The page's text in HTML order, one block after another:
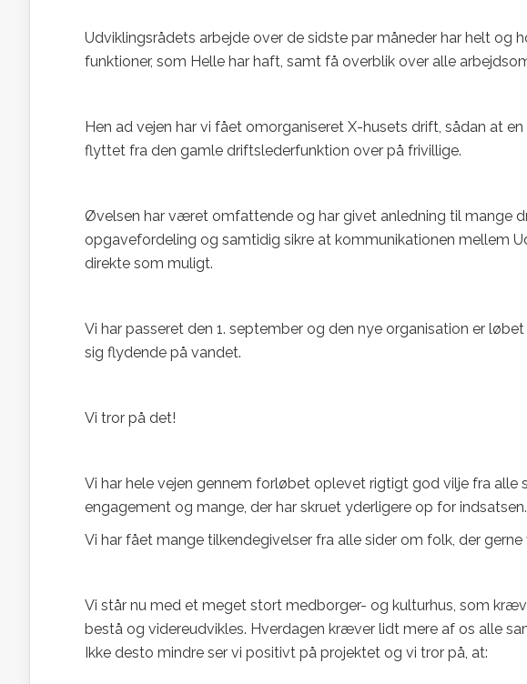
Udviklingsrådets arbejde over de sidste par måneder har helt
funktioner, som Helle har haft, samt få overblik over alle
Hen ad vejen har vi fået omorganiseret X-husets drift, sådan at
flyttet fra den gamle driftslederfunktion over på frivillige.
Øvelsen har været omfattende og har givet anledning til mange
opgavefordeling og samtidig sikre at kommunikationen mellem
direkte som muligt.
Vi har passeret den 1. september og den nye organisation er
sig flydende på vandet.
Vi tror på det!
Vi har hele vejen gennem forløbet oplevet rigtigt god vilje fra alle
engagement og mange, der har skruet yderligere op for indsatsen.
Vi har fået mange tilkendegivelser fra alle sider om folk, der
Vi står nu med et meget stort medborger- og kulturhus, som
bestå og videreudvikles. Hverdagen kræver lidt mere af os alle
Ikke desto mindre ser vi positivt på projektet og vi tror på, at: